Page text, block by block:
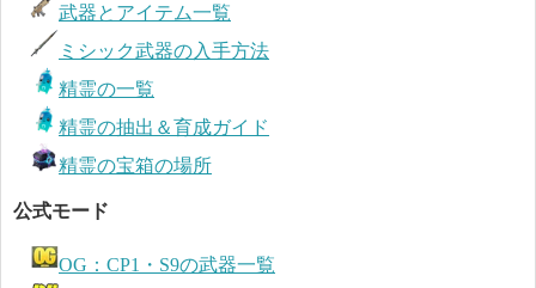
武器とアイテム一覧
ミシック武器の入手方法
精霊の一覧
精霊の抽出＆育成ガイド
精霊の宝箱の場所
公式モード
OG：CP1・S9の武器一覧